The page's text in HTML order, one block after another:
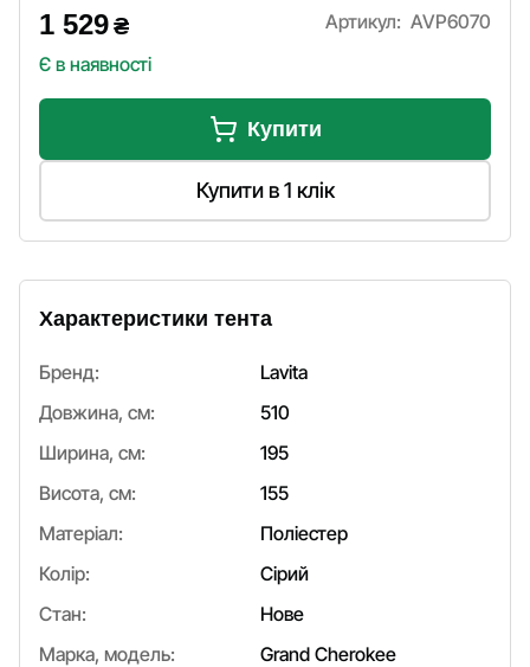
1 529₴
Є в наявності
Артикул: AVP6070
Купити
Купити в 1 клік
Характеристики тента
Бренд:
Lavita
Довжина, см:
510
Ширина, см:
195
Висота, см:
155
Матеріал:
Поліестер
Колір:
Сірий
Стан:
Нове
Марка, модель:
Grand Cherokee